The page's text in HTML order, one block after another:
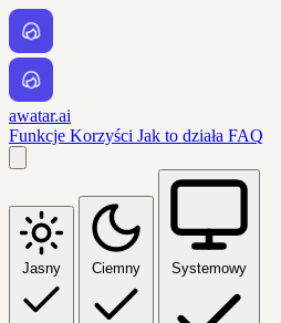
awatar.ai
Funkcje Korzyści Jak to działa FAQ
Jasny Ciemny Systemowy